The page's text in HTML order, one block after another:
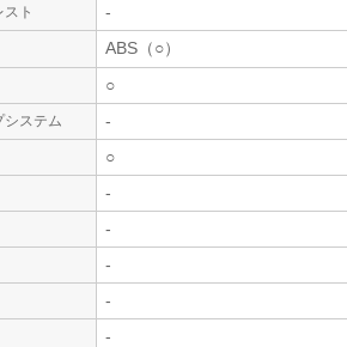
ト -
ABS（○）
○
システム -
○
-
-
-
-
-